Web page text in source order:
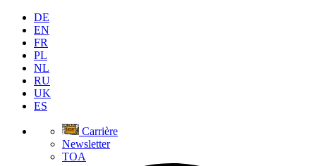
DE
EN
FR
PL
NL
RU
UK
ES
Carrière
Newsletter
TOA